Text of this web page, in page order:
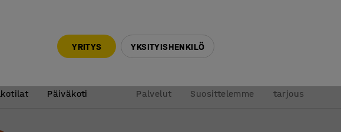
Päiväkoti
Palvelut Suosittelemme
tarjous
YRITYS YKSITYISHENKILÖ